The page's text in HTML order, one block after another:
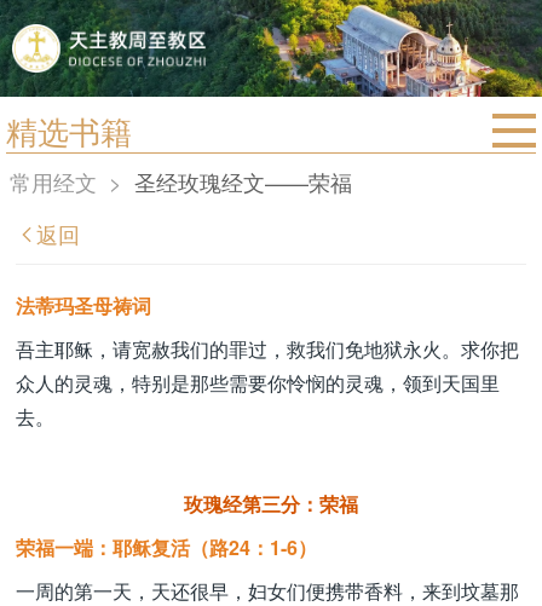
精选书籍
首页
宗教法规
教区简介
信仰文萃
教会圣月
常用经文 > 圣经玫瑰经文——荣福
返回
法蒂玛圣母祷词
吾主耶稣，请宽赦我们的罪过，救我们免地狱永火。求你把
众人的灵魂，特别是那些需要你怜悯的灵魂，领到天国里
去。
玫瑰经第三分：荣福
荣福一端：耶稣复活（路24：1-6）
一周的第一天，天还很早，妇女们便携带香料，来到坟墓那